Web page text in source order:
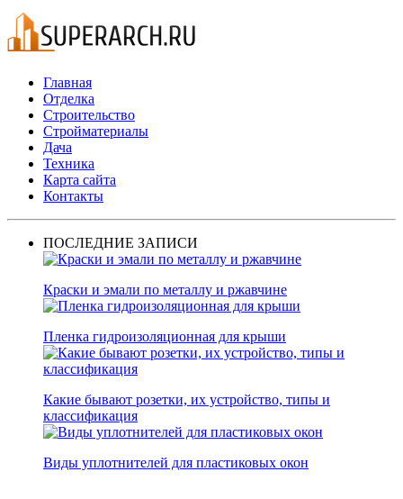
Главная
Отделка
Строительство
Стройматериалы
Дача
Техника
Карта сайта
Контакты
ПОСЛЕДНИЕ ЗАПИСИ
Краски и эмали по металлу и ржавчине
Пленка гидроизоляционная для крыши
Какие бывают розетки, их устройство, типы и
классификация
Виды уплотнителей для пластиковых окон